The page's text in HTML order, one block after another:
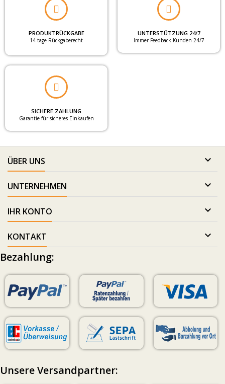
PRODUKTRÜCKGABE
14 tage Rückgaberecht
UNTERSTÜTZUNG 24/7
Immer Feedback Kunden 24/7
SICHERE ZAHLUNG
Garantie für sicheres Einkaufen
ÜBER UNS 
UNTERNEHMEN 
IHR KONTO 
KONTAKT 
Bezahlung:
Unsere Versandpartner: